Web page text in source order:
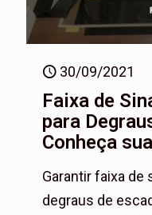
30/09/2021
Faixa de
para
Conheça
Garantir faixa de
degraus de